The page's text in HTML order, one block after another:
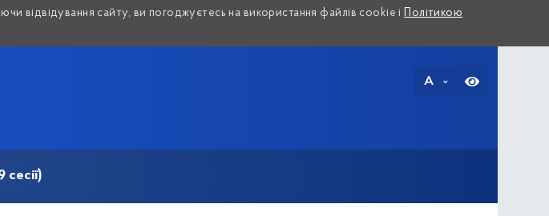
сайту, ви погоджуєтесь на використання файлів cookie і Політикою
A
сесії)